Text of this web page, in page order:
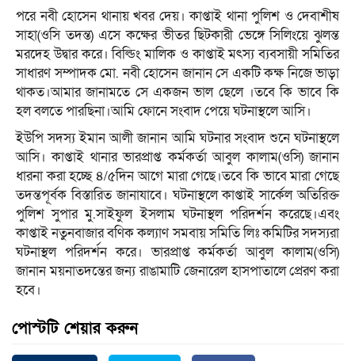
পরে নবী হোসেন থানায় খবর দেয়। কাপ্তাই থানা পুলিশ ও দেবাশীষ
সাহা(ওসি তদন্ত) এসে কক্ষের ভীতর ছিটকারী ভেঙ্গে সিলিংয়ে ঝুলন্ত
মরদেহ উদ্বার করে। বিল্ডিং মালিক ও কাপ্তাই মৎস্য ব্যবসায়ী সমিতির
সাধারণ সম্পাদক মো. নবী হোসেন জানান সে একটি কক্ষ নিজে ভাড়া
থাকত।আমার জানামতে সে একজন ভাল ছেলে ।তবে কি ভাবে কি
হল বলতে পারছিনা।আমি ফোনে সংবাদ পেয়ে ঘটনাস্থলে আসি।
ইউপি সদস্য ইমান আলী জানান আমি ঘটনার সংবাদ শুনে ঘটনাস্থলে
আসি। কাপ্তাই থানার ভারপ্রাপ্ত কর্মকর্তা আবুল কালাম(ওসি) জানান
ধারনা করা হচ্ছে ৪/৫দিন আগে মারা গেছে।তবে কি ভাবে মারা গেছে
তদন্তপূর্বক বিস্তারিত জানাযাবে। ঘটনাস্থলে কাপ্তাই সার্কেল অতিরিক্ত
পুলিশ সুপার মু.সাইফুল ইসলাম ঘটনাস্থল পরিদর্শন করেছে।এবং
কাপ্তাই নতুনবাজার বণিক কল্যাণ সমবায় সমিতি লিঃ কমিটির সদস্যরা
ঘটনাস্থল পরিদর্শন করে। ভারপ্রাপ্ত কর্মকর্তা আবুল কালাম(ওসি)
জানান ময়নাতদন্তের জন্য রাঙামাটি জেনারেল হাসপাতালে প্রেরণ করা
হবে।
পোস্টটি শেয়ার করুন